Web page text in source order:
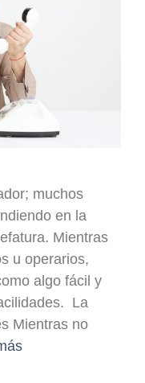
muchos
en la
Mientras
u operarios,
algo fácil y
La
Mientras no